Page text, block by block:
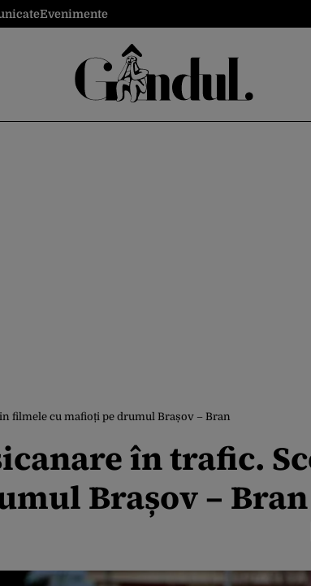
Evenimente
filmele cu mafioți pe drumul Brașov – Bran
în trafic.
Brașov – Bran